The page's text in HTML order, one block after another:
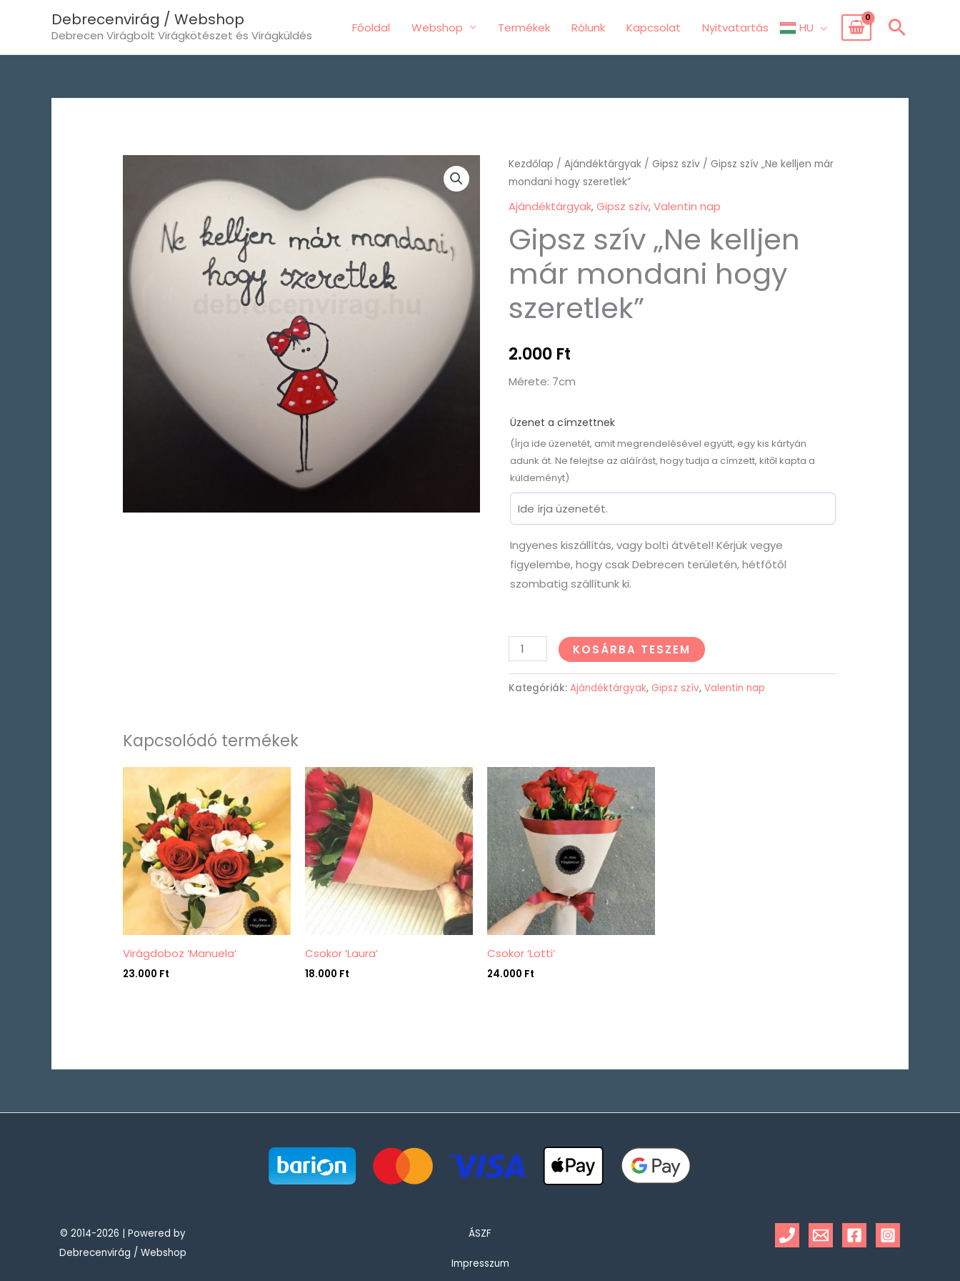
Debrecenvirág / Webshop
Debrecen Virágbolt Virágkötészet és Virágküldés
Főoldal Webshop Termékek Rólunk Kapcsolat Nyitvatartás HU
Kezdőlap / Ajándéktárgyak / Gipsz szív / Gipsz szív „Ne kelljen már
mondani hogy szeretlek”
Ajándéktárgyak,Gipsz szív,Valentin nap
Gipsz szív „Ne kelljen
már mondani hogy
szeretlek”
2.000 Ft
Mérete: 7cm
Üzenet a címzettnek
(Írja ide üzenetét, amit megrendelésével együtt, egy kis kártyán
adunk át. Ne felejtse az aláírást, hogy tudja a címzett, kitől kapta a
küldeményt)
Ingyenes kiszállítás, vagy bolti átvétel! Kérjük vegye
figyelembe, hogy csak Debrecen területén, hétfőtől
szombatig szállítunk ki.
Gipsz
szív
"Ne
már
mondani
szeretlek"
mennyiség
KOSÁRBA TESZEM
Kategóriák: Ajándéktárgyak, Gipsz szív, Valentin nap
Kapcsolódó termékek
Virágdoboz ‘Manuela’
23.000 Ft
Csokor ‘Laura’
18.000 Ft
Csokor ‘Lotti’
24.000 Ft
© 2014-2026 | Powered by
Debrecenvirág / Webshop
ÁSZF
Impresszum